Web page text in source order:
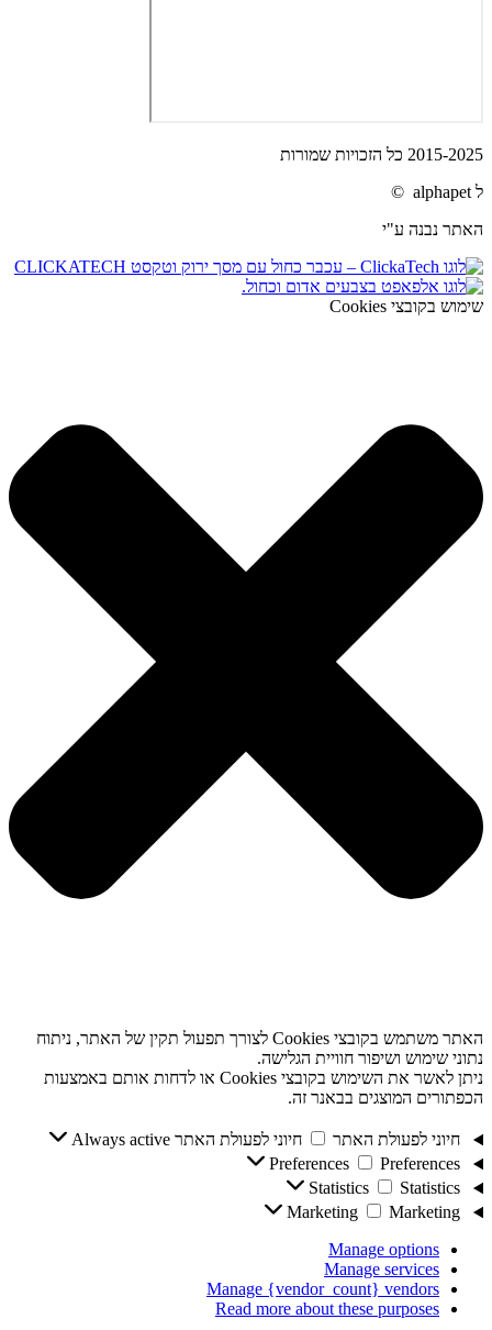
2015-2025 כל הזכויות שמורות
ל alphapet ©
האתר נבנה ע"י
שימוש בקובצי Cookies
האתר משתמש בקובצי Cookies לצורך תפעול תקין של האתר, ניתוח
נתוני שימוש ושיפור חוויית הגלישה.
ניתן לאשר את השימוש בקובצי Cookies או לדחות אותם באמצעות
הכפתורים המוצגים בבאנר זה.
חיוני לפעולת האתר חיוני לפעולת האתר Always active
Preferences
Preferences
Statistics
Statistics
Marketing
Marketing
Manage options
Manage services
Manage {vendor_count} vendors
Read more about these purposes